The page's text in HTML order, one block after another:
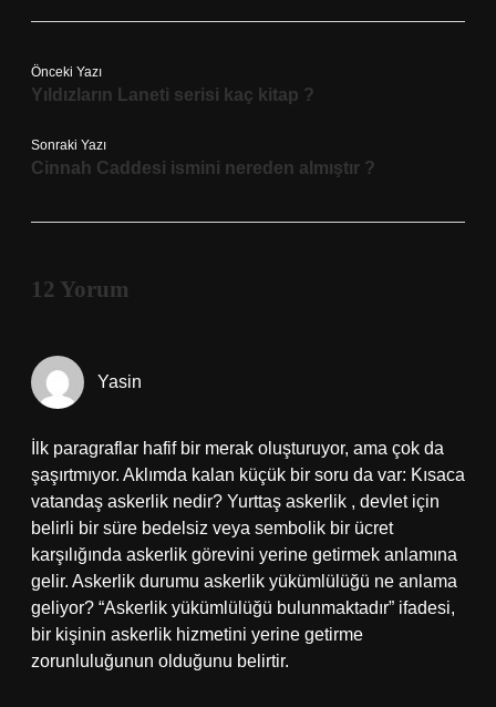
Önceki Yazı
Yıldızların Laneti serisi kaç kitap ?
Sonraki Yazı
Cinnah Caddesi ismini nereden almıştır ?
12 Yorum
Yasin
İlk paragraflar hafif bir merak oluşturuyor, ama çok da
şaşırtmıyor. Aklımda kalan küçük bir soru da var: Kısaca
vatandaş askerlik nedir? Yurttaş askerlik , devlet için
belirli bir süre bedelsiz veya sembolik bir ücret
karşılığında askerlik görevini yerine getirmek anlamına
gelir. Askerlik durumu askerlik yükümlülüğü ne anlama
geliyor? “Askerlik yükümlülüğü bulunmaktadır” ifadesi,
bir kişinin askerlik hizmetini yerine getirme
zorunluluğunun olduğunu belirtir.